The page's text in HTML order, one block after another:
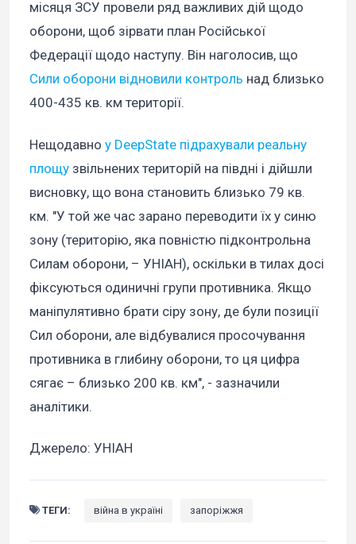
місяця ЗСУ провели ряд важливих дій щодо
оборони, щоб зірвати план Російської
Федерації щодо наступу. Він наголосив, що
Сили оборони відновили контроль над близько
400-435 кв. км території.
Нещодавно у DeepState підрахували реальну
площу звільнених територій на півдні і дійшли
висновку, що вона становить близько 79 кв.
км. "У той же час зарано переводити їх у синю
зону (територію, яка повністю підконтрольна
Силам оборони, – УНІАН), оскільки в тилах досі
фіксуються одиничні групи противника. Якщо
маніпулятивно брати сіру зону, де були позиції
Сил оборони, але відбувалися просочування
противника в глибину оборони, то ця цифра
сягає – близько 200 кв. км", - зазначили
аналітики.
Джерело: УНІАН
ТЕГИ: війна в україні запоріжжя